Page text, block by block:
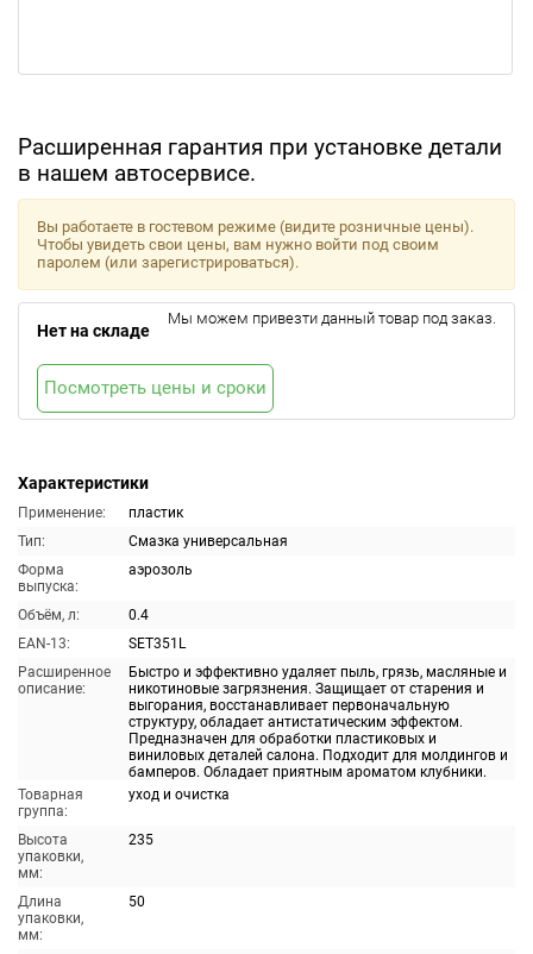
Расширенная гарантия при установке детали
в нашем автосервисе.
Характеристики
Применение:
пластик
Тип:
Смазка универсальная
Форма
выпуска:
аэрозоль
Объём, л:
0.4
EAN-13:
SET351L
Расширенное
описание:
Быстро и эффективно удаляет пыль, грязь, масляные и
никотиновые загрязнения. Защищает от старения и
выгорания, восстанавливает первоначальную
структуру, обладает антистатическим эффектом.
Предназначен для обработки пластиковых и
виниловых деталей салона. Подходит для молдингов и
бамперов. Обладает приятным ароматом клубники.
Товарная
группа:
уход и очистка
Высота
упаковки,
мм:
235
Длина
упаковки,
мм:
50
Вы работаете в гостевом режиме (видите розничные цены).
Чтобы увидеть свои цены, вам нужно войти под своим
паролем (или зарегистрироваться).
Нет на складе
Мы можем привезти данный товар под заказ.
Посмотреть цены и сроки